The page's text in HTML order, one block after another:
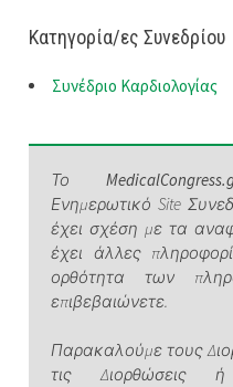
Κατηγορία/ες Συνεδρίου
Συνέδριο Καρδιολογίας
Το
Ενημερωτικό Site
έχει σχέση με τα
έχει άλλες
ορθότητα των
επιβεβαιώνετε.
Παρακαλούμε τους
τις Διορθώσεις ή